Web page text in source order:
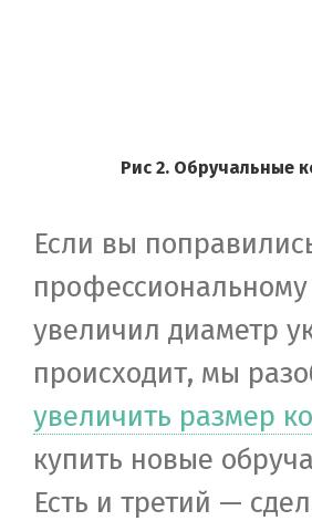
Рис 2. Обручальные
Если вы
увеличил диаметр
происходит, мы
увеличить размер
купить новые
Есть и третий —